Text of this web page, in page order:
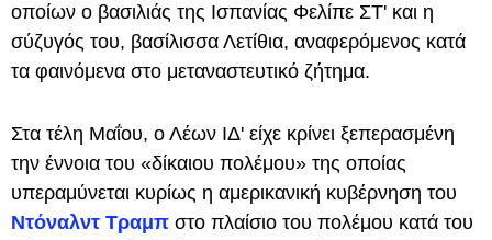
οποίων ο βασιλιάς της Ισπανίας Φελίπε ΣΤ' και η
σύζυγός του, βασίλισσα Λετίθια, αναφερόμενος κατά
τα φαινόμενα στο μεταναστευτικό ζήτημα.
Στα τέλη Μαΐου, ο Λέων ΙΔ' είχε κρίνει ξεπερασμένη
την έννοια του «δίκαιου πολέμου» της οποίας
υπεραμύνεται κυρίως η αμερικανική κυβέρνηση του
Ντόναλντ Τραμπ στο πλαίσιο του πολέμου κατά του